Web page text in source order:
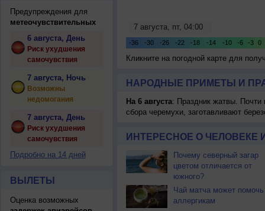
Предупреждения для
метеочувствительных
6 августа, День
Риск ухудшения
самочувствия
7 августа, Ночь
Возможны
недомогания
7 августа, День
Риск ухудшения
самочувствия
Подробно на 14 дней
ВЫЛЕТЫ
Оценка возможных
Кликните на погодной карте для
НАРОДНЫЕ ПРИМЕТЫ И
На 6 августа: Праздник жатвы. Почти
сбора черемухи, заготавливают
ИНТЕРЕСНОЕ О ЧЕЛОВЕКЕ
Почему северный загар
цветом отличается от
южного?
Чай матча может помочь
аллергикам